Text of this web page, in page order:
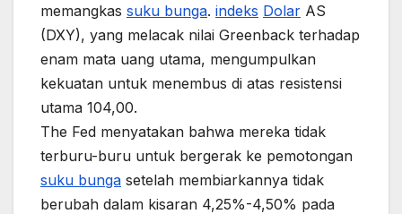
memangkas suku bunga. indeks Dolar AS
(DXY), yang melacak nilai Greenback terhadap
enam mata uang utama, mengumpulkan
kekuatan untuk menembus di atas resistensi
utama 104,00.
The Fed menyatakan bahwa mereka tidak
terburu-buru untuk bergerak ke pemotongan
suku bunga setelah membiarkannya tidak
berubah dalam kisaran 4,25%-4,50% pada